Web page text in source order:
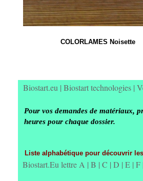
COLORLAMES Noisette
Pour vos demandes de matériaux,
heures pour chaque dossier.
Biostart.eu | Biostart technologies |
Liste alphabétique pour découvrir
Biostart.Eu lettre A | B | C | D | E | F